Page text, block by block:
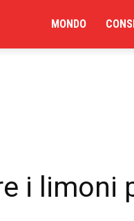
MONDO
i limoni